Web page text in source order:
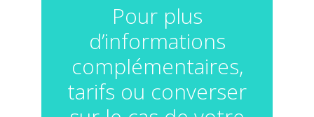
Pour plus
d’informations
complémentaires,
tarifs ou converser